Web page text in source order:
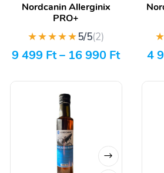
Nordcanin Allerginix
PRO+
★★★★★5/5(2)
9 499 Ft– 16 990 Ft 4